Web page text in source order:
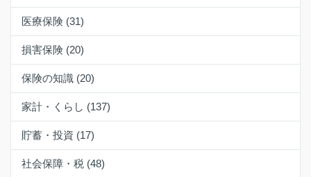
医療保険 (31)
損害保険 (20)
保険の知識 (20)
家計・くらし (137)
貯蓄・投資 (17)
社会保障・税 (48)